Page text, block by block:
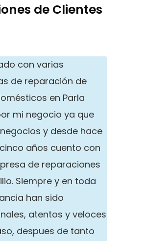
de Clientes
con varias
de reparación de
en Parla
mi negocio ya que
y desde hace
años cuento con
de reparaciones
Siempre y en toda
han sido
atentos y veloces
despues de tanto